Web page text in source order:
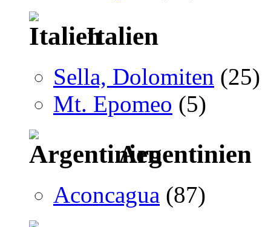
Italien
Sella, Dolomiten (25)
Mt. Epomeo (5)
Argentinien
Aconcagua (87)